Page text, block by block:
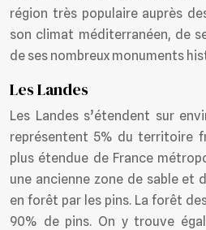
région très populaire auprès
son climat méditerranéen, de
de ses nombreux monuments
Les Landes
Les Landes s’étendent sur
représentent 5% du territoire
plus étendue de France
une ancienne zone de sable et
en forêt par les pins. La forêt
90% de pins. On y trouve